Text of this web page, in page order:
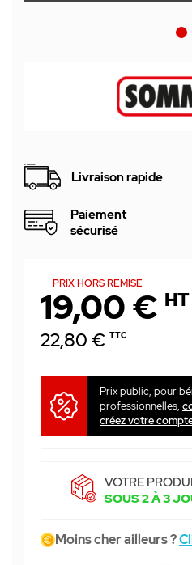
Livraison rapide
Paiement
sécurisé
PRIX HORS REMISE
19,00 € HT
22,80 € TTC
Prix public, pour
professionnelles,
créez votre
VOTRE
SOUS 2 À 3
Moins cher ailleurs ?